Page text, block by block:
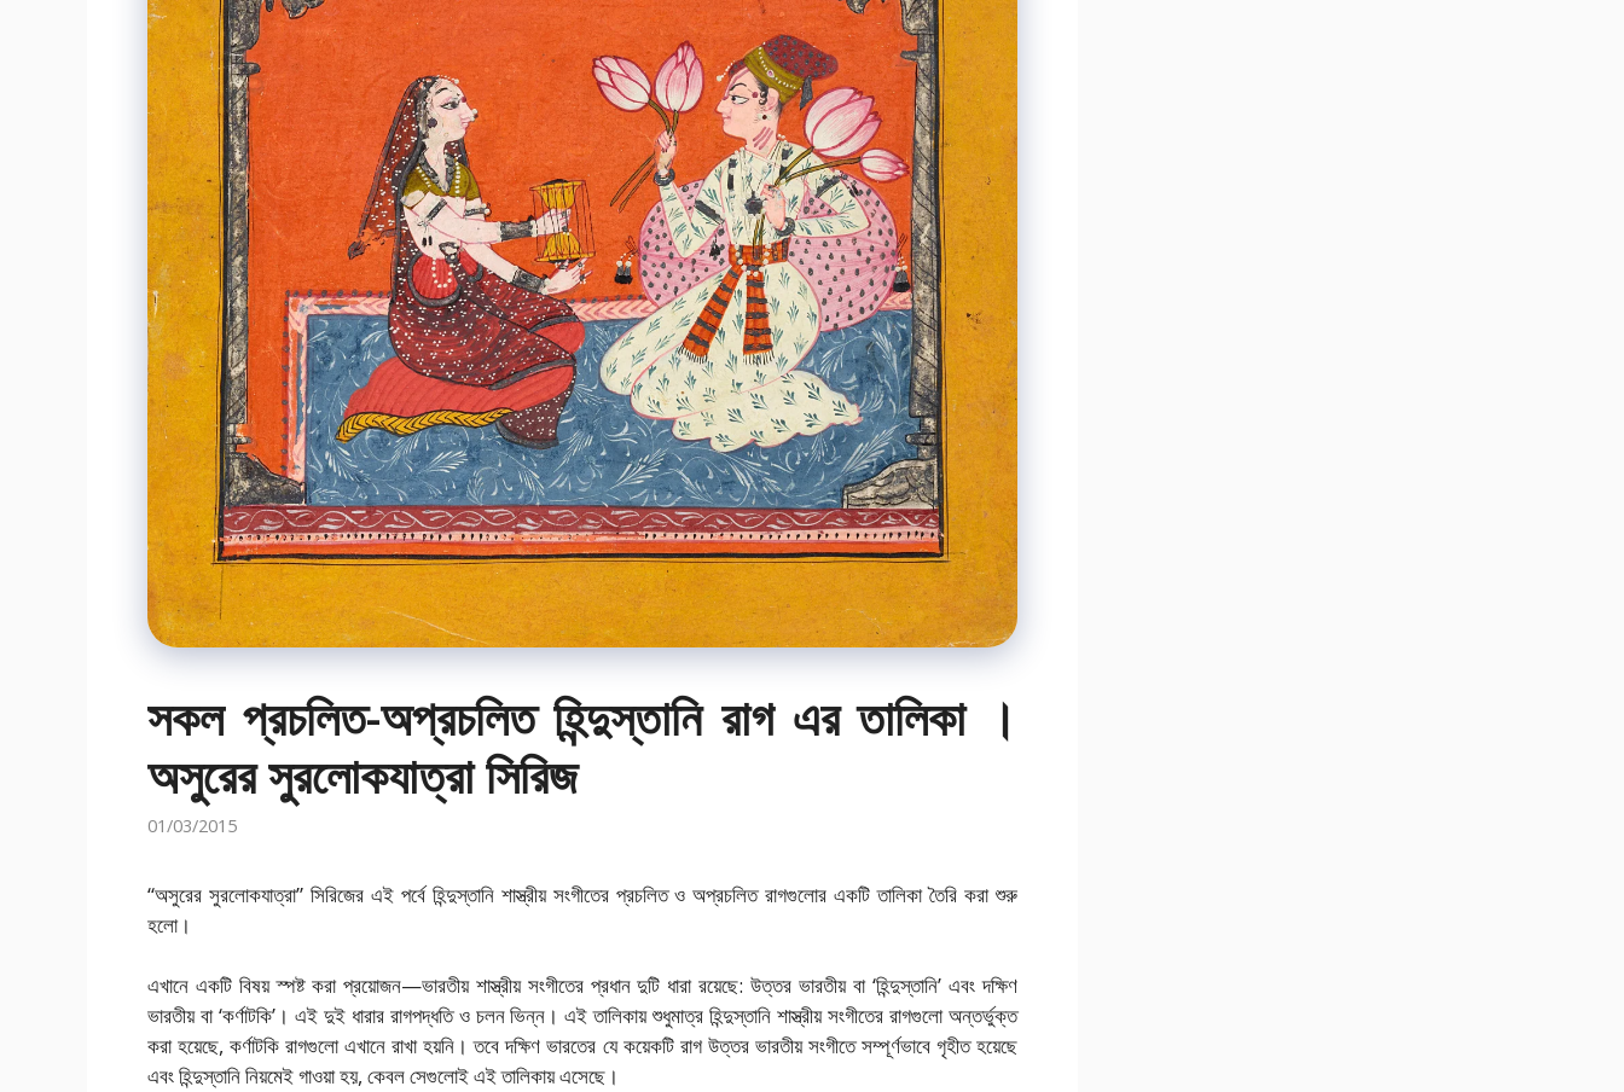
সকল প্রচলিত-অপ্রচলিত হিন্দুস্তানি রাগ এর তালিকা ।
অসুরের সুরলোকযাত্রা সিরিজ
01/03/2015
“অসুরের সুরলোকযাত্রা” সিরিজের এই পর্বে হিন্দুস্তানি শাস্ত্রীয় সংগীতের প্রচলিত ও অপ্রচলিত রাগগুলোর একটি তালিকা তৈরি করা শুরু
হলো।
এখানে একটি বিষয় স্পষ্ট করা প্রয়োজন—ভারতীয় শাস্ত্রীয় সংগীতের প্রধান দুটি ধারা রয়েছে: উত্তর ভারতীয় বা ‘হিন্দুস্তানি’ এবং দক্ষিণ
ভারতীয় বা ‘কর্ণাটকি’। এই দুই ধারার রাগপদ্ধতি ও চলন ভিন্ন। এই তালিকায় শুধুমাত্র হিন্দুস্তানি শাস্ত্রীয় সংগীতের রাগগুলো অন্তর্ভুক্ত
করা হয়েছে, কর্ণাটকি রাগগুলো এখানে রাখা হয়নি। তবে দক্ষিণ ভারতের যে কয়েকটি রাগ উত্তর ভারতীয় সংগীতে সম্পূর্ণভাবে গৃহীত হয়েছে
এবং হিন্দুস্তানি নিয়মেই গাওয়া হয়, কেবল সেগুলোই এই তালিকায় এসেছে।